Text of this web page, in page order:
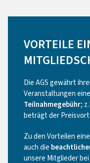
VORTEILE
Die AGS gewährt
Veranstaltungen eine
Teilnahmegebühr;
beträgt der
Zu den Vorteilen
auch die
unsere Mitglieder